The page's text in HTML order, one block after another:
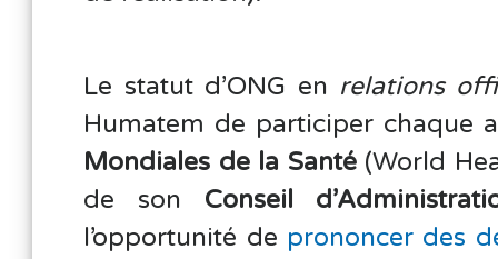
Le statut d’ONG en relations
Humatem de participer chaque
Mondiales de la Santé(World
de son Conseil
l’opportunité de prononcer des